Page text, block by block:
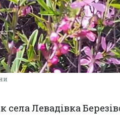
села Левадівка